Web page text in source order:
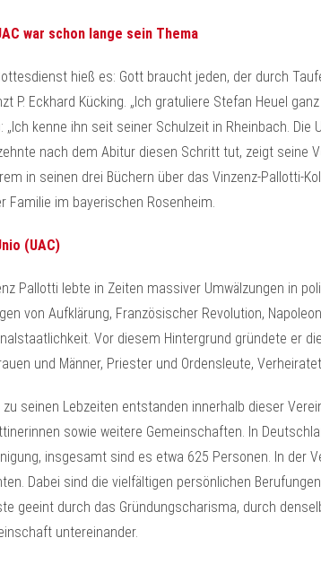
war schon lange sein Thema
hieß es: Gott braucht jeden, der durch
P. Eckhard Kücking. „Ich gratuliere Stefan Heuel
„Ich kenne ihn seit seiner Schulzeit in Rheinbach.
nach dem Abitur diesen Schritt tut, zeigt seine
in seinen drei Büchern über das Vinzenz-Pallotti-
Familie im bayerischen Rosenheim.
(UAC)
Pallotti lebte in Zeiten massiver Umwälzungen in
von Aufklärung, Französischer Revolution,
Vor diesem Hintergrund gründete er
und Männer, Priester und Ordensleute,
zu seinen Lebzeiten entstanden innerhalb dieser
sowie weitere Gemeinschaften. In
insgesamt sind es etwa 625 Personen. In der
Dabei sind die vielfältigen persönlichen
geeint durch das Gründungscharisma, durch
untereinander.